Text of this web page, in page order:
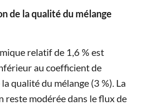
de la qualité du mélange
relatif de 1,6 % est
au coefficient de
qualité du mélange (3 %). La
reste modérée dans le flux de